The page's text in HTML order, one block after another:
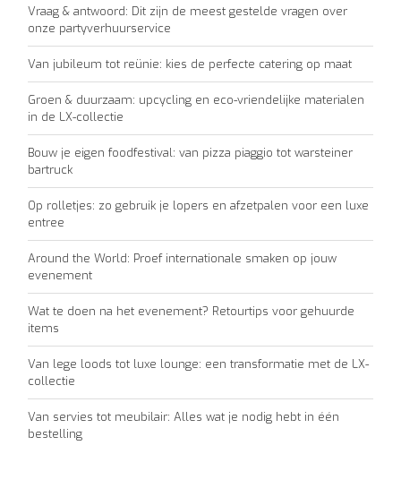
Vraag & antwoord: Dit zijn de meest gestelde vragen over
onze partyverhuurservice
Van jubileum tot reünie: kies de perfecte catering op maat
Groen & duurzaam: upcycling en eco-vriendelijke materialen
in de LX-collectie
Bouw je eigen foodfestival: van pizza piaggio tot warsteiner
bartruck
Op rolletjes: zo gebruik je lopers en afzetpalen voor een luxe
entree
Around the World: Proef internationale smaken op jouw
evenement
Wat te doen na het evenement? Retourtips voor gehuurde
items
Van lege loods tot luxe lounge: een transformatie met de LX-
collectie
Van servies tot meubilair: Alles wat je nodig hebt in één
bestelling